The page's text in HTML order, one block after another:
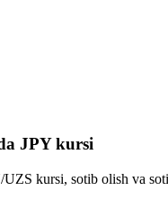
JPY kursi
kursi, sotib olish va